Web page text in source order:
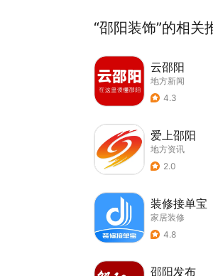
“邵阳装饰”的相关
云邵阳
地方新闻
4.3
爱上邵阳
地方资讯
2.0
装修接单宝
家居装修
4.8
邵阳发布